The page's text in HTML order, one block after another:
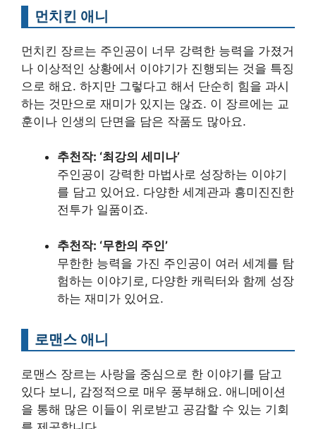
먼치킨 애니
먼치킨 장르는 주인공이 너무 강력한 능력을 가졌거
나 이상적인 상황에서 이야기가 진행되는 것을 특징
으로 해요. 하지만 그렇다고 해서 단순히 힘을 과시
하는 것만으로 재미가 있지는 않죠. 이 장르에는 교
훈이나 인생의 단면을 담은 작품도 많아요.
추천작: ‘최강의 세미나’
주인공이 강력한 마법사로 성장하는 이야기
를 담고 있어요. 다양한 세계관과 흥미진진한
전투가 일품이죠.
추천작: ‘무한의 주인’
무한한 능력을 가진 주인공이 여러 세계를 탐
험하는 이야기로, 다양한 캐릭터와 함께 성장
하는 재미가 있어요.
로맨스 애니
로맨스 장르는 사랑을 중심으로 한 이야기를 담고
있다 보니, 감정적으로 매우 풍부해요. 애니메이션
을 통해 많은 이들이 위로받고 공감할 수 있는 기회